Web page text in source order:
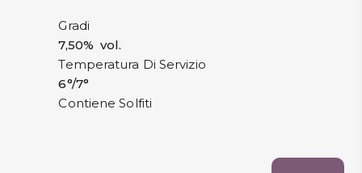
Gradi
7,50% vol.
Temperatura Di Servizio
6°/7°
Contiene Solfiti